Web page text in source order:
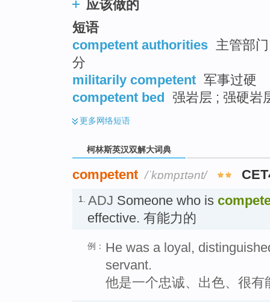
应该做的
短语
competent authorities 主管部
分
militarily competent 军事过硬
competent bed
强岩层 ; 强硬岩
更多网络短语
柯林斯英汉双解大词典
competent /ˈkɒmpɪtənt/
1. ADJ Someone who is
effective. 有能力的
例： He was a loyal,
servant.
他是一个忠诚、出色、很有